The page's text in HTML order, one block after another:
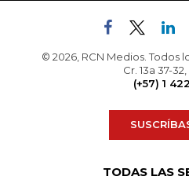
© 2026, RCN Medios. Todos
Cr. 13a 37-
(+57) 1
TODAS LAS